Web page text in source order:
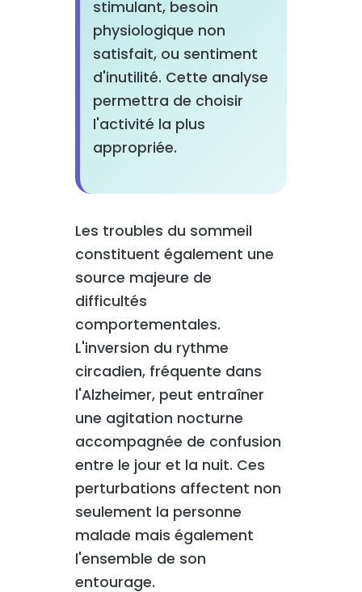
stimulant, besoin
physiologique non
satisfait, ou sentiment
d'inutilité. Cette analyse
permettra de choisir
l'activité la plus
appropriée.
Les troubles du sommeil
constituent également une
source majeure de
difficultés
comportementales.
L'inversion du rythme
circadien, fréquente dans
l'Alzheimer, peut entraîner
une agitation nocturne
accompagnée de confusion
entre le jour et la nuit. Ces
perturbations affectent non
seulement la personne
malade mais également
l'ensemble de son
entourage.